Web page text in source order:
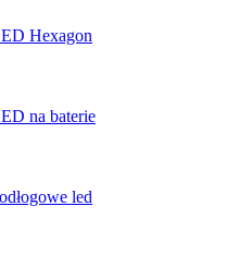
Hexagon
na baterie
led